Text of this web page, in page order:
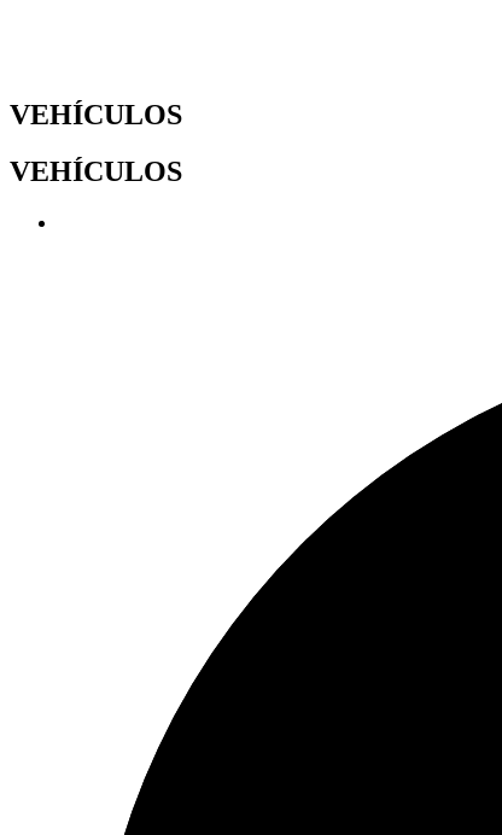
VEHÍCULOS
VEHÍCULOS